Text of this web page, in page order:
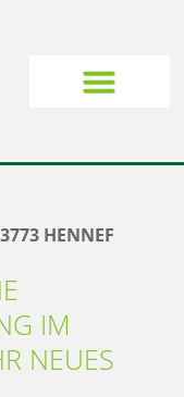
HENNEF
IM
NEUES